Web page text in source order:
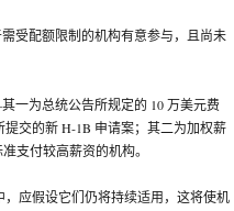
受配额限制的机构有意参与，且尚未
一为总统公告所规定的 10 万美元费
交的新 H-1B 申请案；其二为加权薪
支付较高薪资的机构。
应假设它们仍将持续适用，这将使机